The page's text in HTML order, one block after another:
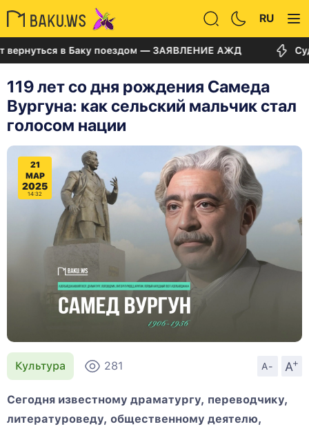
RU
в Баку поездом — ЗАЯВЛЕНИЕ АЖД Суд по
119 лет со дня рождения Самеда
Вургуна: как сельский мальчик стал
голосом нации
21
МАР
2025
14:32
Культура 281 A- A
+
Сегодня известному драматургу, переводчику,
литературоведу, общественному деятелю,